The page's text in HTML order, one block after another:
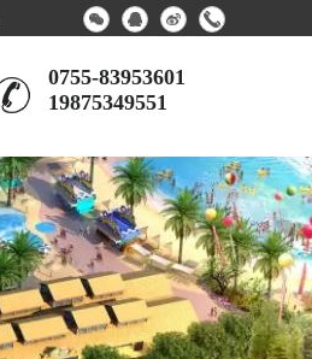
0755-83953601
19875349551